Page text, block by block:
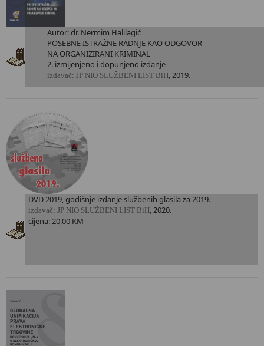
Autor: dr. Nermim Halilagić
POSEBNE ISTRAŽNE RADNJE KAO ODGOVOR
NA ORGANIZIRANI KRIMINAL
2. izmijenjeno i dopunjeno izdanje
izdavač: JP NIO SLUŽBENI LIST BiH, 2019.
DVD 2019, godišnje izdanje službenih glasila za 2019.
izdavač: JP NIO SLUŽBENI LIST BiH, 2020.
cijena: 20,00 KM